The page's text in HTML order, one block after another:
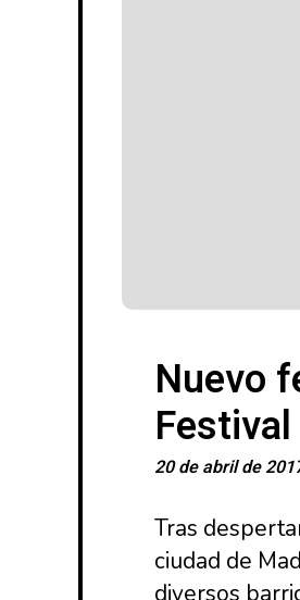
Nuevo
Festival
20 de abril de
Tras
ciudad de
diversos